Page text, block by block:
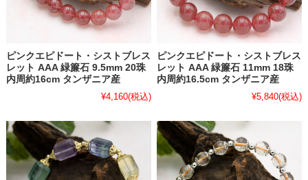
ピンクエピドート・シストブレス
レット AAA 緑簾石 9.5mm 20珠
内周約16cm タンザニア産
¥4,160(税込)
ピンクエピドート・シストブレス
レット AAA 緑簾石 11mm 18珠
内周約16.5cm タンザニア産
¥5,840(税込)